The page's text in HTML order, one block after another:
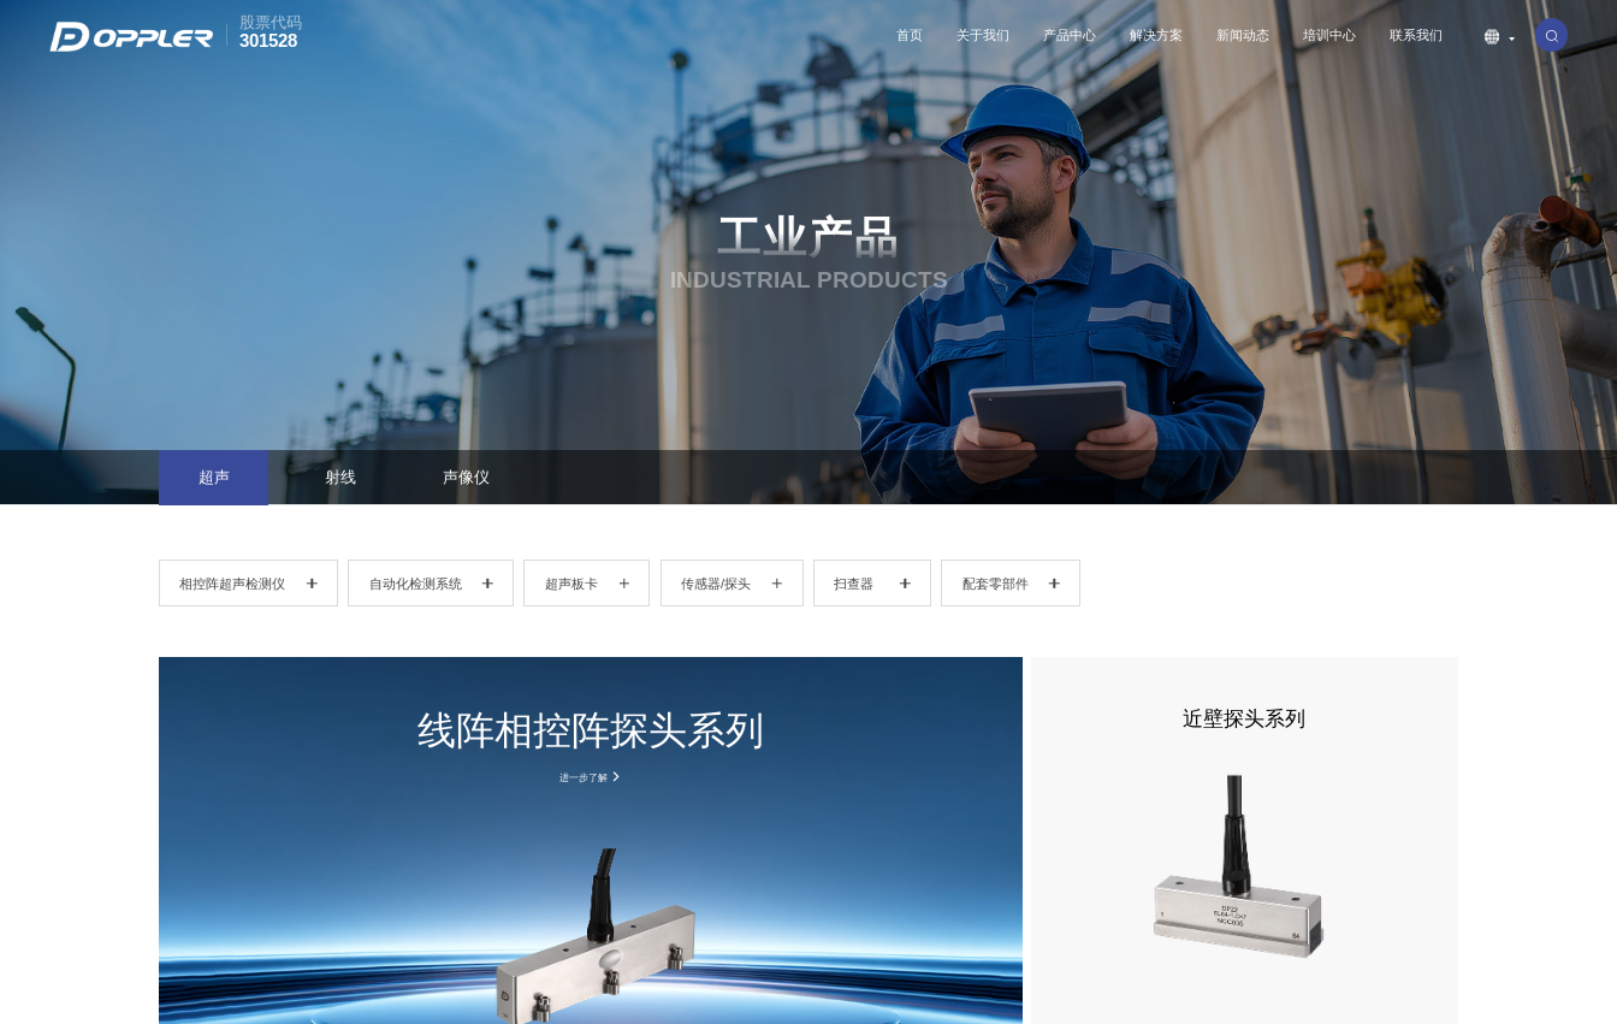
股票代码
301528 首页 关于我们
公司简介
企业文化
资质荣誉
公司简介
产品中心
工业
电子设备
医疗
工业
解决方案
特种设备
航空航天
石油石化
交通运输
钢铁重工
电子设备
特种设备
新闻动态
公司动态
公司动态
培训中心 联系我们
联系我们
服务支持
联系我们
工业产品
INDUSTRIAL PRODUCTS
超声 射线 声像仪
相控阵超声检测仪 自动化检测系统 超声板卡 传感器/探头 扫查器 配套零部件
线阵相控阵探头系列
进一步了解
近壁探头系列